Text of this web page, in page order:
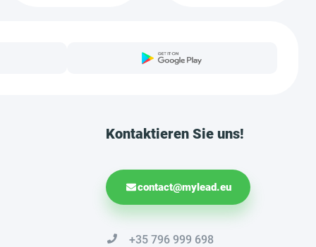
Kontaktieren Sie uns!
contact@mylead.eu
+35 796 999 698